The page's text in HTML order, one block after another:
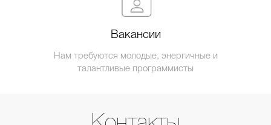
Вакансии
Нам требуются молодые, энергичные и
талантливые программисты